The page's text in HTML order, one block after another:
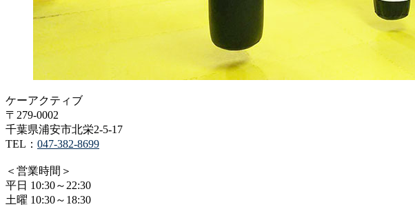
ケーアクティブ
〒279-0002
千葉県浦安市北栄2-5-17
TEL： 047-382-8699
＜営業時間＞
平日 10:30～22:30
土曜 10:30～18:30